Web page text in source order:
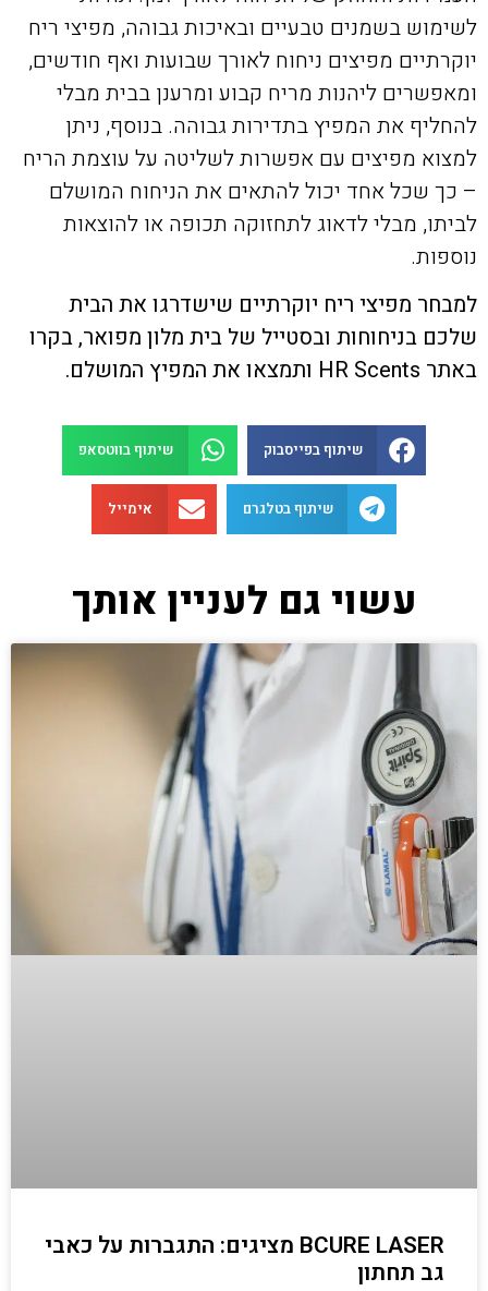
לשימוש בשמנים טבעיים ובאיכות גבוהה, מפיצי ריח
יוקרתיים מפיצים ניחוח לאורך שבועות ואף חודשים,
ומאפשרים ליהנות מריח קבוע ומרענן בבית מבלי
להחליף את המפיץ בתדירות גבוהה. בנוסף, ניתן
למצוא מפיצים עם אפשרות לשליטה על עוצמת הריח
– כך שכל אחד יכול להתאים את הניחוח המושלם
לביתו, מבלי לדאוג לתחזוקה תכופה או להוצאות
נוספות.
למבחר מפיצי ריח יוקרתיים שישדרגו את הבית
שלכם בניחוחות ובסטייל של בית מלון מפואר, בקרו
באתר
ותמצאו את המפיץ המושלם.
שיתוף בפייסבוק שיתוף בווטסאפ
שיתוף בטלגרם אימייל
עשוי גם לעניין אותך
BCURE LASER מציגים: התגברות על כאבי
גב תחתון